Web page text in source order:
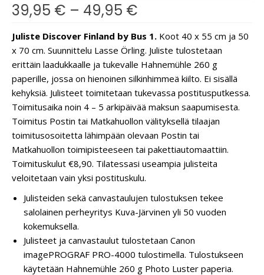
39,95 € – 49,95 €
Juliste Discover Finland by Bus 1. Koot 40 x 55 cm ja 50
x 70 cm. Suunnittelu Lasse Örling. Juliste tulostetaan
erittäin laadukkaalle ja tukevalle Hahnemühle 260 g
paperille, jossa on hienoinen silkinhimmeä kiilto. Ei sisällä
kehyksiä. Julisteet toimitetaan tukevassa postitusputkessa.
Toimitusaika noin 4 – 5 arkipäivää maksun saapumisesta.
Toimitus Postin tai Matkahuollon välityksellä tilaajan
toimitusosoitetta lähimpään olevaan Postin tai
Matkahuollon toimipisteeseen tai pakettiautomaattiin.
Toimituskulut €8,90. Tilatessasi useampia julisteita
veloitetaan vain yksi postituskulu.
Julisteiden sekä canvastaulujen tulostuksen tekee
salolainen perheyritys Kuva-Järvinen yli 50 vuoden
kokemuksella.
Julisteet ja canvastaulut tulostetaan Canon
imagePROGRAF PRO-4000 tulostimella. Tulostukseen
käytetään Hahnemühle 260 g Photo Luster paperia.